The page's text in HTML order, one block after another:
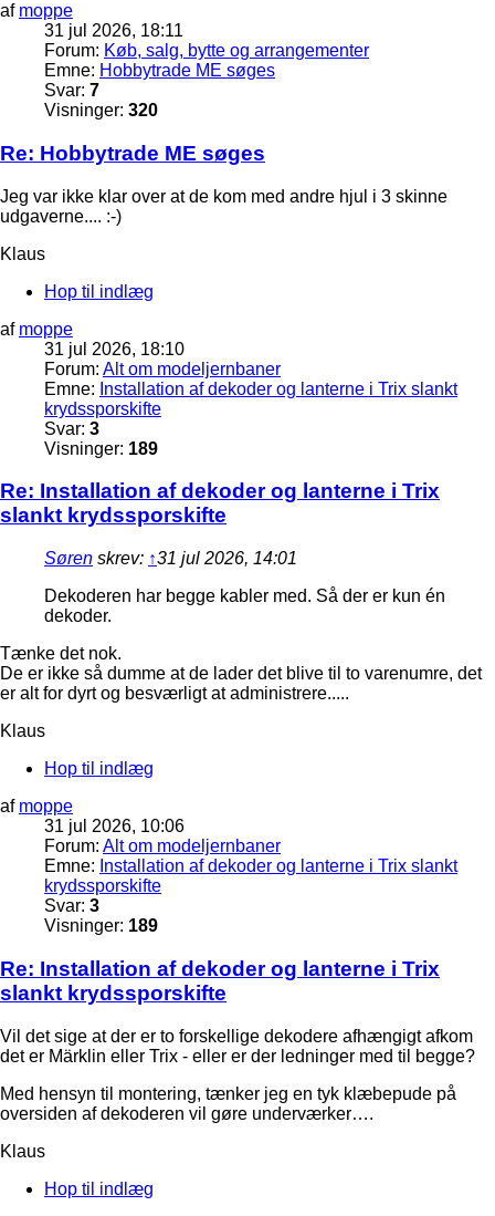
af moppe
31 jul 2026, 18:11
Forum: Køb, salg, bytte og arrangementer
Emne: Hobbytrade ME søges
Svar: 7
Visninger: 320
Re: Hobbytrade ME søges
Jeg var ikke klar over at de kom med andre hjul i 3 skinne
udgaverne.... :-)
Klaus
Hop til indlæg
af moppe
31 jul 2026, 18:10
Forum: Alt om modeljernbaner
Emne: Installation af dekoder og lanterne i Trix slankt
krydssporskifte
Svar: 3
Visninger: 189
Re: Installation af dekoder og lanterne i Trix
slankt krydssporskifte
Søren skrev: ↑31 jul 2026, 14:01
Dekoderen har begge kabler med. Så der er kun én
dekoder.
Tænke det nok.
De er ikke så dumme at de lader det blive til to varenumre, det
er alt for dyrt og besværligt at administrere.....
Klaus
Hop til indlæg
af moppe
31 jul 2026, 10:06
Forum: Alt om modeljernbaner
Emne: Installation af dekoder og lanterne i Trix slankt
krydssporskifte
Svar: 3
Visninger: 189
Re: Installation af dekoder og lanterne i Trix
slankt krydssporskifte
Vil det sige at der er to forskellige dekodere afhængigt afkom
det er Märklin eller Trix - eller er der ledninger med til begge?
Med hensyn til montering, tænker jeg en tyk klæbepude på
oversiden af dekoderen vil gøre underværker….
Klaus
Hop til indlæg